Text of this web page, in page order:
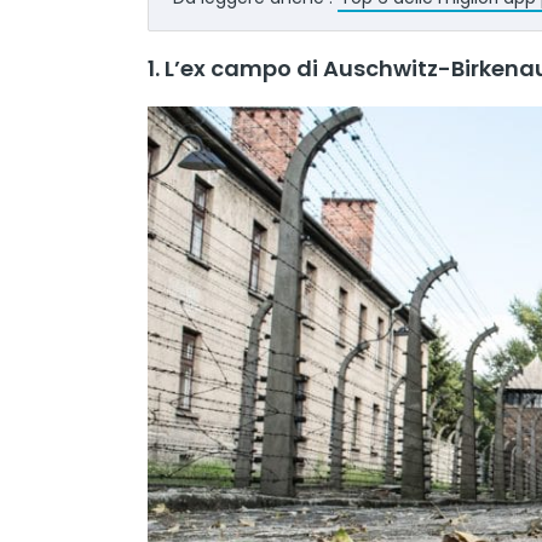
1. L’ex campo di Auschwitz-